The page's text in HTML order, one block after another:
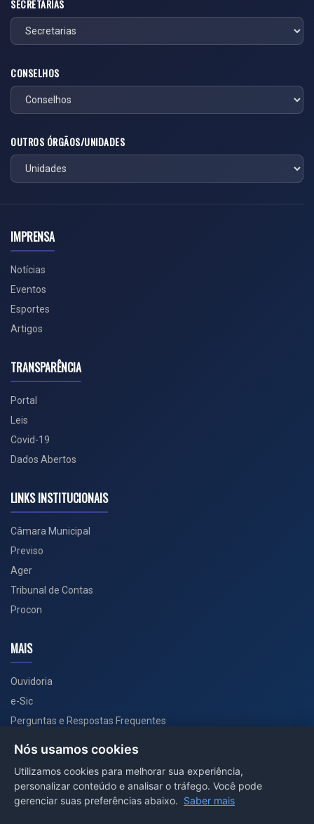
SECRETARIAS
CONSELHOS
OUTROS ÓRGÃOS/UNIDADES
IMPRENSA
Notícias
Eventos
Esportes
Artigos
TRANSPARÊNCIA
Portal
Leis
Covid-19
Dados Abertos
LINKS INSTITUCIONAIS
Câmara Municipal
Previso
Ager
Tribunal de Contas
Procon
MAIS
Ouvidoria
e-Sic
Perguntas e Respostas Frequentes
PORTAL COVID-19
Nós usamos cookies
Utilizamos cookies para melhorar sua experiência,
personalizar conteúdo e analisar o tráfego. Você pode
gerenciar suas preferências abaixo. Saber mais